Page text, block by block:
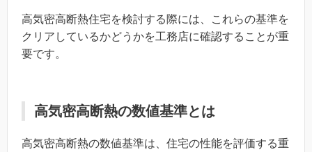
高気密高断熱住宅を検討する際には、これらの基準を
クリアしているかどうかを工務店に確認することが重
要です。
高気密高断熱の数値基準とは
高気密高断熱の数値基準は、住宅の性能を評価する重